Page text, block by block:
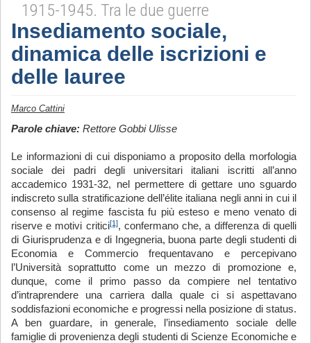
1945-1968 Dalla liberazione al '68
1968-2022 Dalla contestazione all'internazionalizzazione
-
1915-1945. Tra le due guerre
Insediamento sociale,
dinamica delle iscrizioni e
delle lauree
Marco Cattini
Parole chiave: Rettore Gobbi Ulisse
Le informazioni di cui disponiamo a proposito della morfologia
sociale dei padri degli universitari italiani iscritti all’anno
accademico 1931-32, nel permettere di gettare uno sguardo
indiscreto sulla stratificazione dell’élite italiana negli anni in cui il
consenso al regime fascista fu più esteso e meno venato di
riserve e motivi critici[1], confermano che, a differenza di quelli
di Giurisprudenza e di Ingegneria, buona parte degli studenti di
Economia e Commercio frequentavano e percepivano
l’Università soprattutto come un mezzo di promozione e,
dunque, come il primo passo da compiere nel tentativo
d’intraprendere una carriera dalla quale ci si aspettavano
soddisfazioni economiche e progressi nella posizione di status.
A ben guardare, in generale, l’insediamento sociale delle
famiglie di provenienza degli studenti di Scienze Economiche e